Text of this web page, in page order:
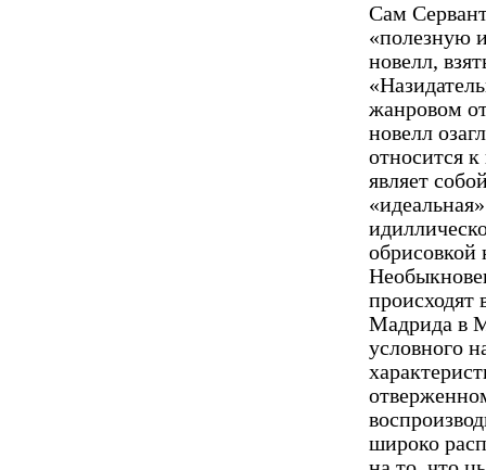
Сам
«полезную
новелл,
жанровом
новелл
относится к
являет
обрисовкой
происхо­дят
Мадрида в
условного
широко